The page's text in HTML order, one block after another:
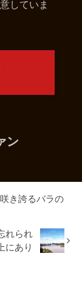
していま
ン
き誇るバラの
れられ
にあり